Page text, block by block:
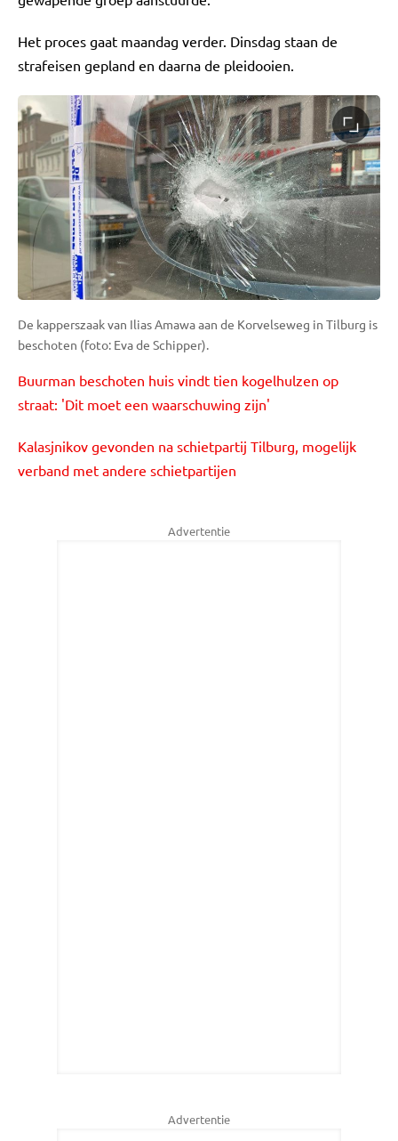
Het proces gaat maandag verder. Dinsdag staan de
strafeisen gepland en daarna de pleidooien.
De kapperszaak van Ilias Amawa aan de Korvelseweg in Tilburg is
beschoten (foto: Eva de Schipper).
Buurman beschoten huis vindt tien kogelhulzen op
straat: 'Dit moet een waarschuwing zijn'
Kalasjnikov gevonden na schietpartij Tilburg, mogelijk
verband met andere schietpartijen
Advertentie
Advertentie